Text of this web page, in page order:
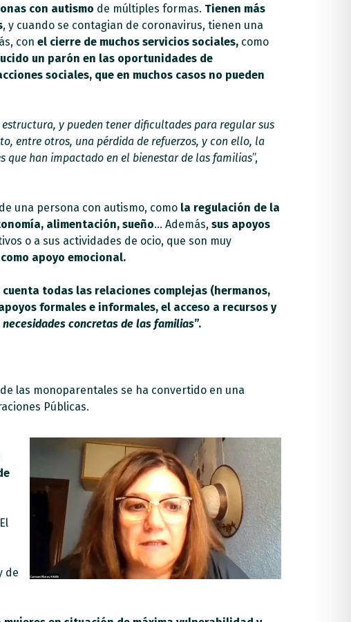
con autismo de múltiples formas. Tienen más
, y cuando se contagian de coronavirus, tienen una
con el cierre de muchos servicios sociales, como
un parón en las oportunidades de
sociales, que en muchos casos no pueden
y pueden tener dificultades para regular sus
entre otros, una pérdida de refuerzos, y con ello, la
que han impactado en el bienestar de las familias”,
una persona con autismo, comola regulación de la
alimentación, sueño… Además, sus apoyos
o a sus actividades de ocio, que son muy
apoyo emocional.
todas las relaciones complejas (hermanos,
formales e informales, el acceso a recursos y
concretas de las familias”.
las monoparentales se ha convertido en una
Públicas.
de